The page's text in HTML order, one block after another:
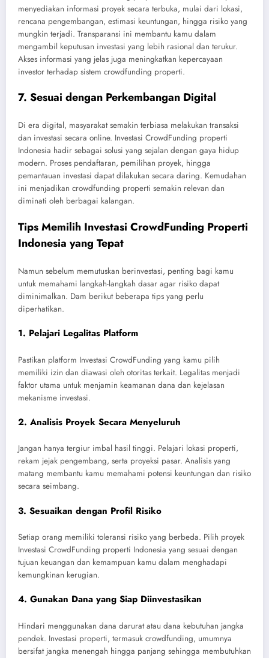
menyediakan informasi proyek secara terbuka, mulai dari lokasi,
rencana pengembangan, estimasi keuntungan, hingga risiko yang
mungkin terjadi. Transparansi ini membantu kamu dalam
mengambil keputusan investasi yang lebih rasional dan terukur.
Akses informasi yang jelas juga meningkatkan kepercayaan
investor terhadap sistem crowdfunding properti.
7. Sesuai dengan Perkembangan Digital
Di era digital, masyarakat semakin terbiasa melakukan transaksi
dan investasi secara online. Investasi CrowdFunding properti
Indonesia hadir sebagai solusi yang sejalan dengan gaya hidup
modern. Proses pendaftaran, pemilihan proyek, hingga
pemantauan investasi dapat dilakukan secara daring. Kemudahan
ini menjadikan crowdfunding properti semakin relevan dan
diminati oleh berbagai kalangan.
Tips Memilih Investasi CrowdFunding Properti
Indonesia yang Tepat
Namun sebelum memutuskan berinvestasi, penting bagi kamu
untuk memahami langkah-langkah dasar agar risiko dapat
diminimalkan. Dam berikut beberapa tips yang perlu
diperhatikan.
1. Pelajari Legalitas Platform
Pastikan platform Investasi CrowdFunding yang kamu pilih
memiliki izin dan diawasi oleh otoritas terkait. Legalitas menjadi
faktor utama untuk menjamin keamanan dana dan kejelasan
mekanisme investasi.
2. Analisis Proyek Secara Menyeluruh
Jangan hanya tergiur imbal hasil tinggi. Pelajari lokasi properti,
rekam jejak pengembang, serta proyeksi pasar. Analisis yang
matang membantu kamu memahami potensi keuntungan dan risiko
secara seimbang.
3. Sesuaikan dengan Profil Risiko
Setiap orang memiliki toleransi risiko yang berbeda. Pilih proyek
Investasi CrowdFunding properti Indonesia yang sesuai dengan
tujuan keuangan dan kemampuan kamu dalam menghadapi
kemungkinan kerugian.
4. Gunakan Dana yang Siap Diinvestasikan
Hindari menggunakan dana darurat atau dana kebutuhan jangka
pendek. Investasi properti, termasuk crowdfunding, umumnya
bersifat jangka menengah hingga panjang sehingga membutuhkan